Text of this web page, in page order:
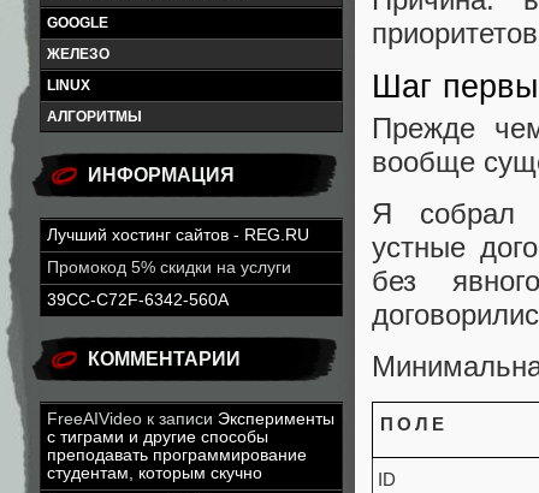
GOOGLE
ЖЕЛЕЗО
LINUX
АЛГОРИТМЫ
ИНФОРМАЦИЯ
Лучший хостинг сайтов - REG.RU
Промокод 5% скидки на услуги
39CC-C72F-6342-560A
КОММЕНТАРИИ
FreeAIVideo к записи Эксперименты
с тиграми и другие способы
преподавать программирование
студентам, которым скучно
Шаг
Прежде
вообще
Я собрал
устные
без
ПОЛЕ
ID